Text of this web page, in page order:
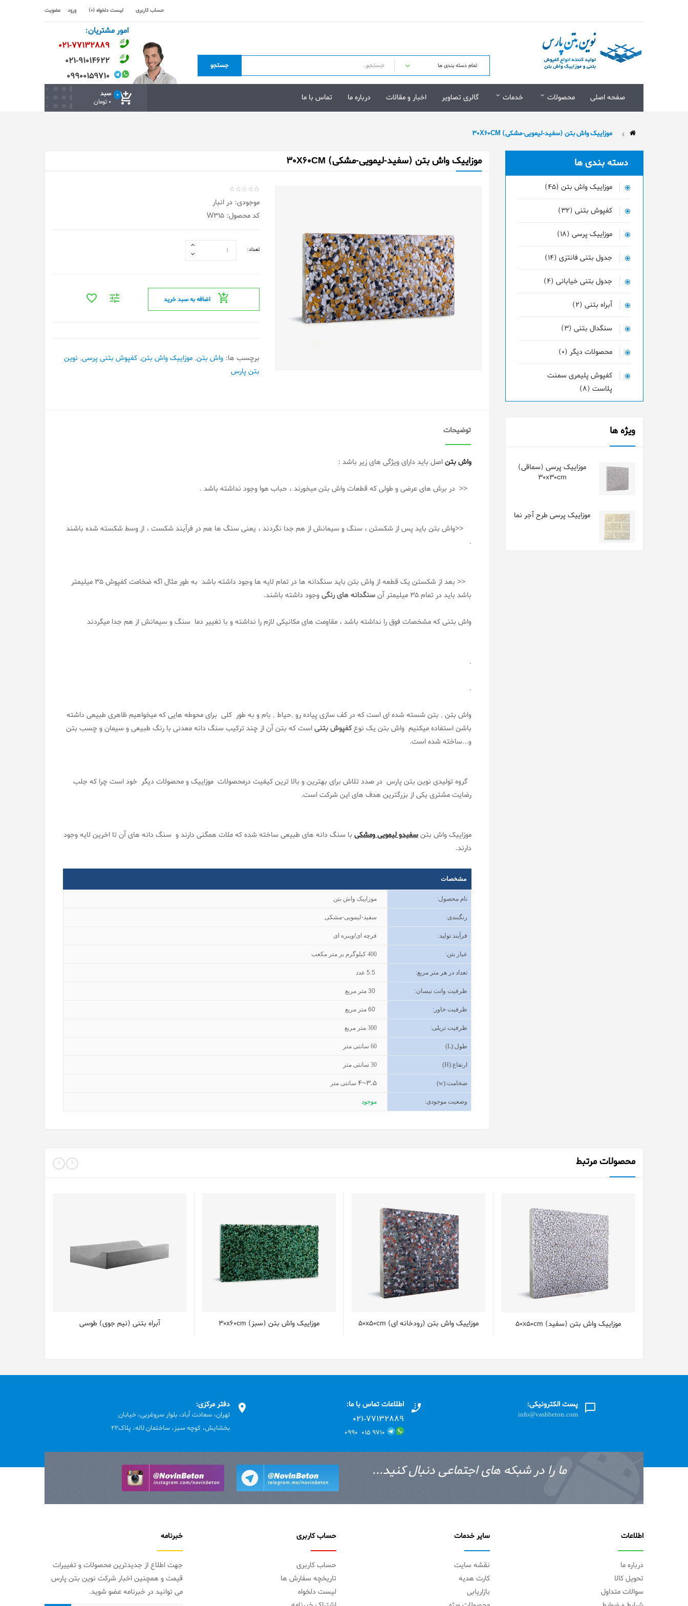
حساب کاربری لیست دلخواه (0) ورود عضویت
جستجو
امور مشتریان:
۰۲۱-۷۷۱٣۲۸۸۹
۰۲۱-۹۱۰۱۴۶۲۲
۰۹۹۰۰۱۵۹۷۱۰
صفحه اصلی محصولات خدمات گالری تصاویر اخبار و مقالات درباره ما تماس با ما سبد 0
0 تومان
موزاییک واش بتن (سفید-لیمویی-مشکی) 30X60CM
دسته بندی ها
موزاییک واش بتن (45)
کفپوش بتنی (32)
موزاییک پرسی (18)
جدول بتنی فانتزی (14)
جدول بتنی خیابانی (4)
آبراه بتنی (2)
سنگدال بتنی (3)
محصولات دیگر (0)
کفپوش پلیمری سمنت
پلاست (8)
ویژه ها
موزاییک پرسی (سماقی)
30x30cm
موزاییک پرسی طرح آجر نما
موزاییک واش بتن (سفید-لیمویی-مشکی) 30X60CM
موجودی: در انبار
کد محصول: W315
تعداد:
اضافه به سبد خرید
برچسب ها: واش بتن, موزاییک واش بتن, کفپوش بتنی پرسی, نوین
بتن پارس
توضیحات
واش بتناصل باید دارای ویژگی های زیر باشد :
<< در برش های عرضی و طولی که قطعات واش بتن میخورند ، حباب هوا وجود نداشته باشد .
<<واش بتن باید پس از شکستن ، سنگ و سیمانش از هم جدا نگردند ، یعنی سنگ ها هم در فرآیند شکست ، از وسط شکسته شده باشند
.
<< بعد از شکستن یک قطعه از واش بتن باید سنگدانه ها در تمام لایه ها وجود داشته باشد به طور مثال اگه ضخامت کفپوش 35 میلیمتر
باشد باید در تمام 35 میلیمتر آن
سنگدانه های رنگیوجود داشته باشند.
واش بتنی که مشخصات فوق را نداشته باشد ، مقاومت های مکانیکی لازم را نداشته و با تغییر دما سنگ و سیمانش از هم جدا میگردند
.
.
واش بتن , بتن شسته شده ای است که در کف سازی پیاده رو ,حیاط , بام و به طور کلی برای محوطه هایی که میخواهیم ظاهری طبیعی داشته
باشن استفاده میکنیم واش بتن یک نوعکفپوش بتنیاست که بتن آن از چند ترکیب سنگ دانه معدنی با رنگ طبیعی و سیمان و چسب بتن
و...ساخته شده است.
گروه تولیدی نوین بتن پارس در صدد تلاش برای بهترین و بالا ترین کیفیت درمحصولات موزاییک و محصولات دیگر خود است چرا که جلب
رضایت مشتری یکی از بزرگترین هدف های این شرکت است.
موزاییک واش بتنسفیدو لیمویی ومشکی با سنگ دانه های طبیعی ساخته شده که ملات همگنی دارند و سنگ دانه های آن تا اخرین لایه وجود
دارند.
مشخصات
نام محصول: موزاییک واش بتن
رنگبندی: سفید-لیمویی-مشکی
فرآیند تولید: فرچه ای/ویبره ای
عیار بتن:
400 کیلوگرم بر متر مکعب
تعداد در هر متر مربع: 5.5 عدد
ظرفیت وانت نیسان:
30 متر مربع
ظرفیت خاور :
60 متر مربع
ظرفیت تریلی:
300 متر مربع
طول(L):
60 سانتی متر
ارتفاع(H):
30 سانتی متر
ضخامت(w):
3.5~4 سانتی متر
وضعیت موجودی: موجود
محصولات مرتبط
موزاییک واش بتن (سفید) 50x50cm موزاییک واش بتن (رودخانه ای) 50x50cm موزاییک واش بتن (سبز) 30x60cm آبراه بتنی (نیم جوی) طوسی
پست الکترونیکی:
info@vashbeton.com
اطلاعات تماس با ما:
۰۲۱-۷۷۱٣۲۸۸۹
۹۷۱۰ ۰۱۵ ۰۹۹۰
دفتر مرکزی:
تهران، سعادت آباد، بلوار سروغربی، خیابان
بخشایش، کوچه سبز، ساختمان لاله، پلاک22
ما را در شبکه های اجتماعی دنبال کنید...
اطلاعات
درباره ما
تحویل کالا
سوالات متداول
سایر خدمات
نقشه سایت
کارت هدیه
بازاریابی
حساب کاربری
حساب کاربری
تاریخچه سفارش ها
لیست دلخواه
خبرنامه
جهت اطلاع از جدیدترین محصولات و تغییرات
قیمت و همچنین اخبار شرکت نوین بتن پارس
می توانید در خبرنامه عضو شوید.